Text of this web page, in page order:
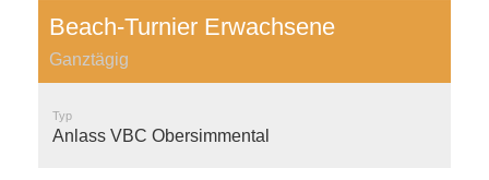
Beach-Turnier Erwachsene
Ganztägig
Typ
Anlass VBC Obersimmental